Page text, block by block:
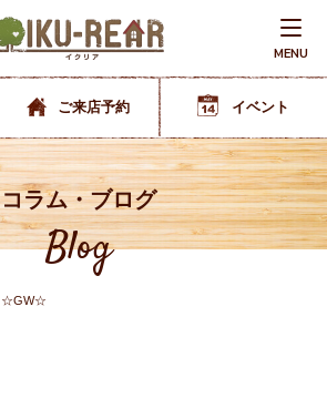
MENU
ご来店予約 イベント
コラム・ブログ
Blog
☆GW☆